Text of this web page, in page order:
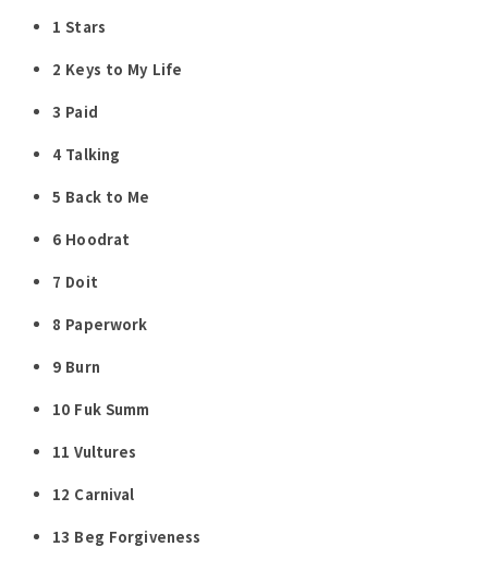
1 Stars
2 Keys to My Life
3 Paid
4 Talking
5 Back to Me
6 Hoodrat
7 Doit
8 Paperwork
9 Burn
10 Fuk Summ
11 Vultures
12 Carnival
13 Beg Forgiveness